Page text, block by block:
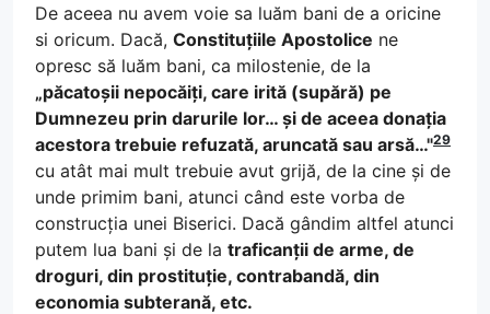
De aceea nu avem voie sa luăm bani de a oricine
si oricum. Dacă, Constituțiile Apostolice ne
opresc să luăm bani, ca milostenie, de la
„păcatoșii nepocăiți, care irită (supără) pe
Dumnezeu prin darurile lor… și de aceea donația
acestora trebuie refuzată, aruncată sau arsă…"29
cu atât mai mult trebuie avut grijă, de la cine și de
unde primim bani, atunci când este vorba de
construcția unei Biserici. Dacă gândim altfel atunci
putem lua bani și de la traficanții de arme, de
droguri, din prostituție, contrabandă, din
economia subterană, etc.